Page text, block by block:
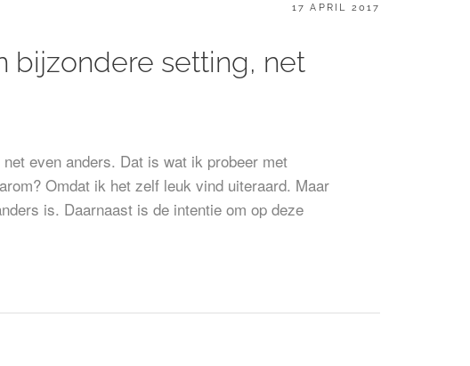
GEPLAATST
17 APRIL 2017
bijzondere setting, net
even anders. Dat is wat ik probeer met
Omdat ik het zelf leuk vind uiteraard. Maar
is. Daarnaast is de intentie om op deze